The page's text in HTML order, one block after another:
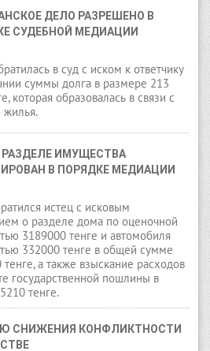
ДЕЛО РАЗРЕШЕНО В
СУДЕБНОЙ МЕДИАЦИИ
в суд с иском к ответчику
суммы долга в размере 213
которая образовалась в связи с
жилья.
РАЗДЕЛЕ ИМУЩЕСТВА
В ПОРЯДКЕ МЕДИАЦИИ
истец с исковым
о разделе дома по оценочной
3189000 тенге и автомобиля
332000 тенге в общей сумме
а также взыскание расходов
государственной пошлины в
тенге.
СНИЖЕНИЯ КОНФЛИКТНОСТИ